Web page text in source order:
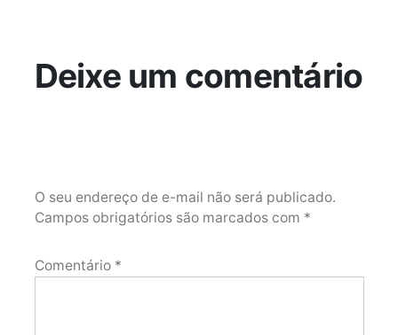
Deixe um comentário
O seu endereço de e-mail não será publicado.
Campos obrigatórios são marcados com *
Comentário *